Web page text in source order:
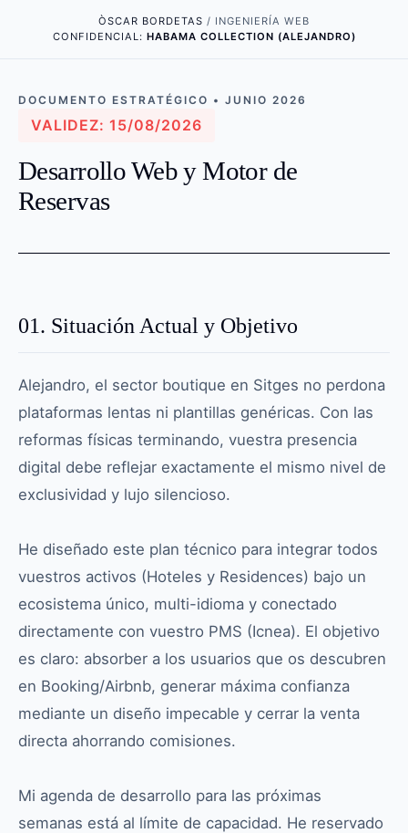
ÒSCAR BORDETAS / INGENIERÍA WEB
CONFIDENCIAL: HABAMA COLLECTION (ALEJANDRO)
DOCUMENTO ESTRATÉGICO • JUNIO 2026
VALIDEZ: 15/08/2026
Desarrollo Web y Motor de
Reservas
01. Situación Actual y Objetivo
Alejandro, el sector boutique en Sitges no perdona
plataformas lentas ni plantillas genéricas. Con las
reformas físicas terminando, vuestra presencia
digital debe reflejar exactamente el mismo nivel de
exclusividad y lujo silencioso.
He diseñado este plan técnico para integrar todos
vuestros activos (Hoteles y Residences) bajo un
ecosistema único, multi-idioma y conectado
directamente con vuestro PMS (Icnea). El objetivo
es claro: absorber a los usuarios que os descubren
en Booking/Airbnb, generar máxima confianza
mediante un diseño impecable y cerrar la venta
directa ahorrando comisiones.
Mi agenda de desarrollo para las próximas
semanas está al límite de capacidad. He reservado